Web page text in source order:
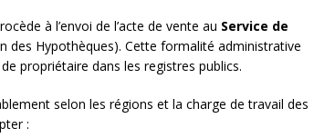
à l’envoi de l’acte de vente au Service de
des Hypothèques). Cette formalité administrative
propriétaire dans les registres publics.
selon les régions et la charge de travail des
: